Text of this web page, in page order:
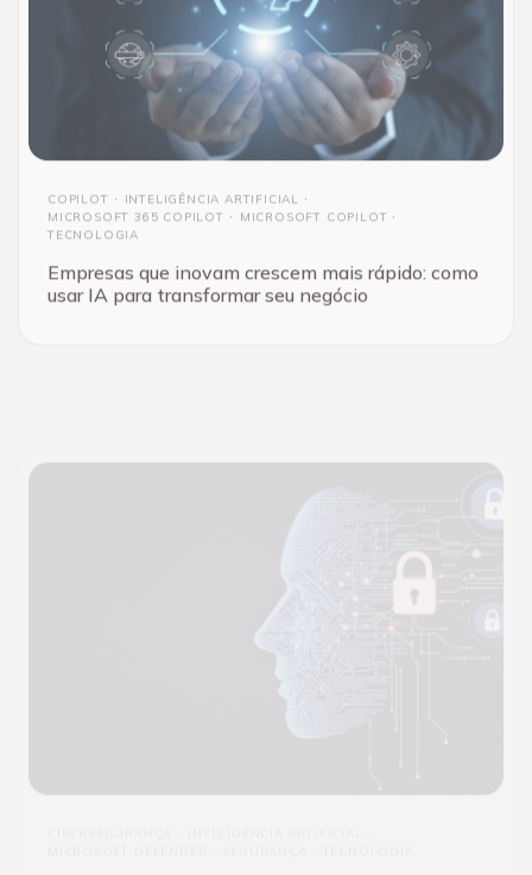
COPILOT
INTELIGÊNCIA ARTIFICIAL
MICROSOFT 365 COPILOT
MICROSOFT COPILOT
TECNOLOGIA
Empresas que inovam crescem mais rápido: como
usar IA para transformar seu negócio